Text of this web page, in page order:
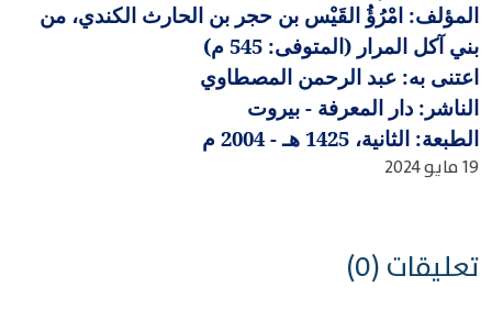
المؤلف: امْرُؤُ القَيْس بن حجر بن الحارث الكندي، من
بني آكل المرار (المتوفى: 545 م)
اعتنى به: عبد الرحمن المصطاوي
الناشر: دار المعرفة - بيروت
الطبعة: الثانية، 1425 هـ - 2004 م
19 مايو 2024
تعليقات (0)